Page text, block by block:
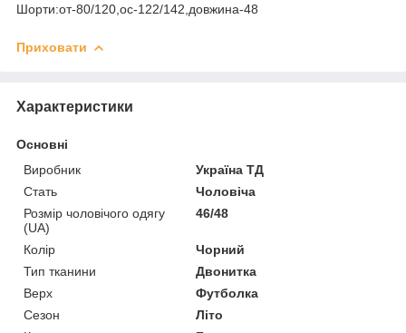
Шорти:от-80/120,ос-122/142,довжина-48
Приховати
Характеристики
Основні
Виробник
Україна ТД
Стать
Чоловіча
Розмір чоловічого одягу
(UA)
46/48
Колір
Чорний
Тип тканини
Двонитка
Верх
Футболка
Сезон
Літо